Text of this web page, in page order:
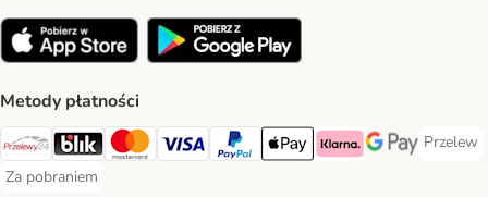
Metody płatności
Przelewy24 Payment Method
Blik Payment Method
MasterCard Payment Method
Visa Payment Method
PayPal Payment Method
Apple Pay Payment Method
Klarna Payment Method
Google Pay
Przelew
Przelew
Za pobraniem
Za pobraniem Payment Method